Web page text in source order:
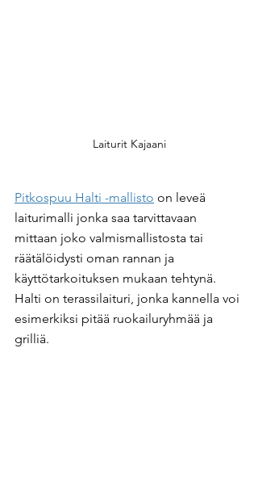
Laiturit Kajaani
Pitkospuu Halti -mallisto on leveä
laiturimalli jonka saa tarvittavaan
mittaan joko valmismallistosta tai
räätälöidysti oman rannan ja
käyttötarkoituksen mukaan tehtynä.
Halti on terassilaituri, jonka kannella voi
esimerkiksi pitää ruokailuryhmää ja
grilliä.